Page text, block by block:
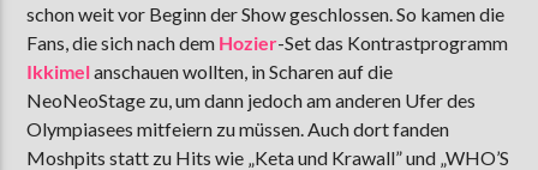
schon weit vor Beginn der Show geschlossen. So kamen die
Fans, die sich nach dem Hozier-Set das Kontrastprogramm
Ikkimelanschauen wollten, in Scharen auf die
NeoNeoStage zu, um dann jedoch am anderen Ufer des
Olympiasees mitfeiern zu müssen. Auch dort fanden
Moshpits statt zu Hits wie „Keta und Krawall” und „WHO’S